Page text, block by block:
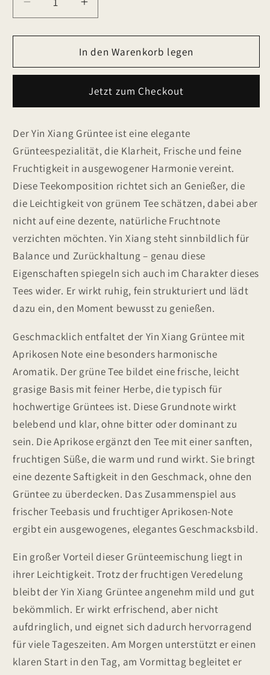
Verringere
die
Menge
Yin
mit
Note
Erhöhe
die
Menge
für
Yin
Grüntee
mit
Note
In den Warenkorb legen
Jetzt zum Checkout
Der Yin Xiang Grüntee ist eine elegante
Grünteespezialität, die Klarheit, Frische und feine
Fruchtigkeit in ausgewogener Harmonie vereint.
Diese Teekomposition richtet sich an Genießer, die
die Leichtigkeit von grünem Tee schätzen, dabei aber
nicht auf eine dezente, natürliche Fruchtnote
verzichten möchten. Yin Xiang steht sinnbildlich für
Balance und Zurückhaltung – genau diese
Eigenschaften spiegeln sich auch im Charakter dieses
Tees wider. Er wirkt ruhig, fein strukturiert und lädt
dazu ein, den Moment bewusst zu genießen.
Geschmacklich entfaltet der Yin Xiang Grüntee mit
Aprikosen Note eine besonders harmonische
Aromatik. Der grüne Tee bildet eine frische, leicht
grasige Basis mit feiner Herbe, die typisch für
hochwertige Grüntees ist. Diese Grundnote wirkt
belebend und klar, ohne bitter oder dominant zu
sein. Die Aprikose ergänzt den Tee mit einer sanften,
fruchtigen Süße, die warm und rund wirkt. Sie bringt
eine dezente Saftigkeit in den Geschmack, ohne den
Grüntee zu überdecken. Das Zusammenspiel aus
frischer Teebasis und fruchtiger Aprikosen-Note
ergibt ein ausgewogenes, elegantes Geschmacksbild.
Ein großer Vorteil dieser Grünteemischung liegt in
ihrer Leichtigkeit. Trotz der fruchtigen Veredelung
bleibt der Yin Xiang Grüntee angenehm mild und gut
bekömmlich. Er wirkt erfrischend, aber nicht
aufdringlich, und eignet sich dadurch hervorragend
für viele Tageszeiten. Am Morgen unterstützt er einen
klaren Start in den Tag, am Vormittag begleitet er